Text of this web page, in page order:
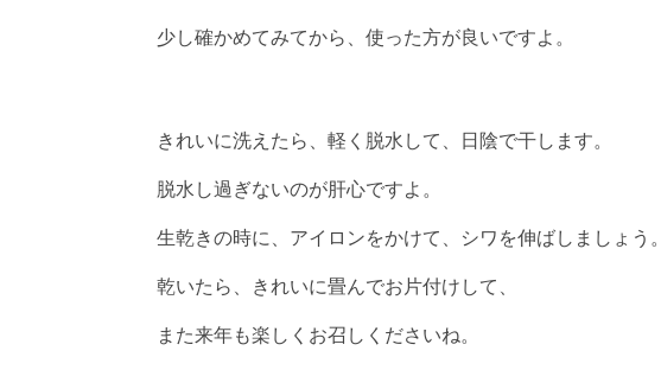
少し確かめてみてから、使った方が良いですよ。
きれいに洗えたら、軽く脱水して、日陰で干します。
脱水し過ぎないのが肝心ですよ。
生乾きの時に、アイロンをかけて、シワを伸ばしましょう。
乾いたら、きれいに畳んでお片付けして、
また来年も楽しくお召しくださいね。